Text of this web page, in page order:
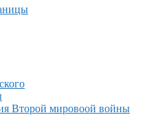
Второй мировоой войны